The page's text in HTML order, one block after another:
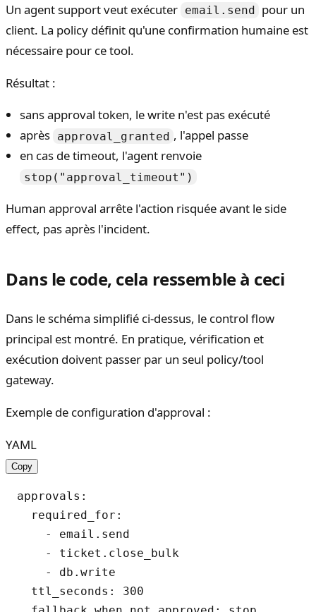
Un agent support veut exécuter email.send pour un
client. La policy définit qu'une confirmation humaine est
nécessaire pour ce tool.
Résultat :
sans approval token, le write n'est pas exécuté
après approval_granted , l'appel passe
en cas de timeout, l'agent renvoie
stop("approval_timeout")
Human approval arrête l'action risquée avant le side
effect, pas après l'incident.
Dans le code, cela ressemble à ceci
Dans le schéma simplifié ci-dessus, le control flow
principal est montré. En pratique, vérification et
exécution doivent passer par un seul policy/tool
gateway.
Exemple de configuration d'approval :
YAML
Copy
approvals:
  required_for:
    - email.send
    - ticket.close_bulk
    - db.write
  ttl_seconds: 300